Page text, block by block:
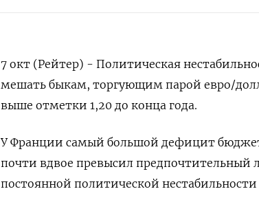
7 окт (Рейтер) - Политическая
мешать быкам, торгующим парой евро/
выше отметки 1,20 до конца года.
У Франции самый большой дефицит
почти вдвое превысил предпочтительный
постоянной политической